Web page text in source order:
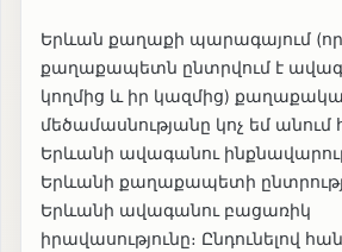
Երևան քաղաքի պարագայում
քաղաքապետն ընտրվում է
կողմից և իր կազմից)
մեծամասնությանը կոչ եմ անում
Երևանի ավագանու
Երևանի քաղաքապետի
Երևանի ավագանու բացառիկ
իրավասությունը։ Ընդունելով